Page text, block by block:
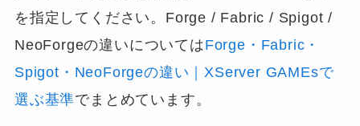
を指定してください。Forge / Fabric / Spigot /
NeoForgeの違いについてはForge・Fabric・
Spigot・NeoForgeの違い｜XServer GAMEsで
選ぶ基準でまとめています。